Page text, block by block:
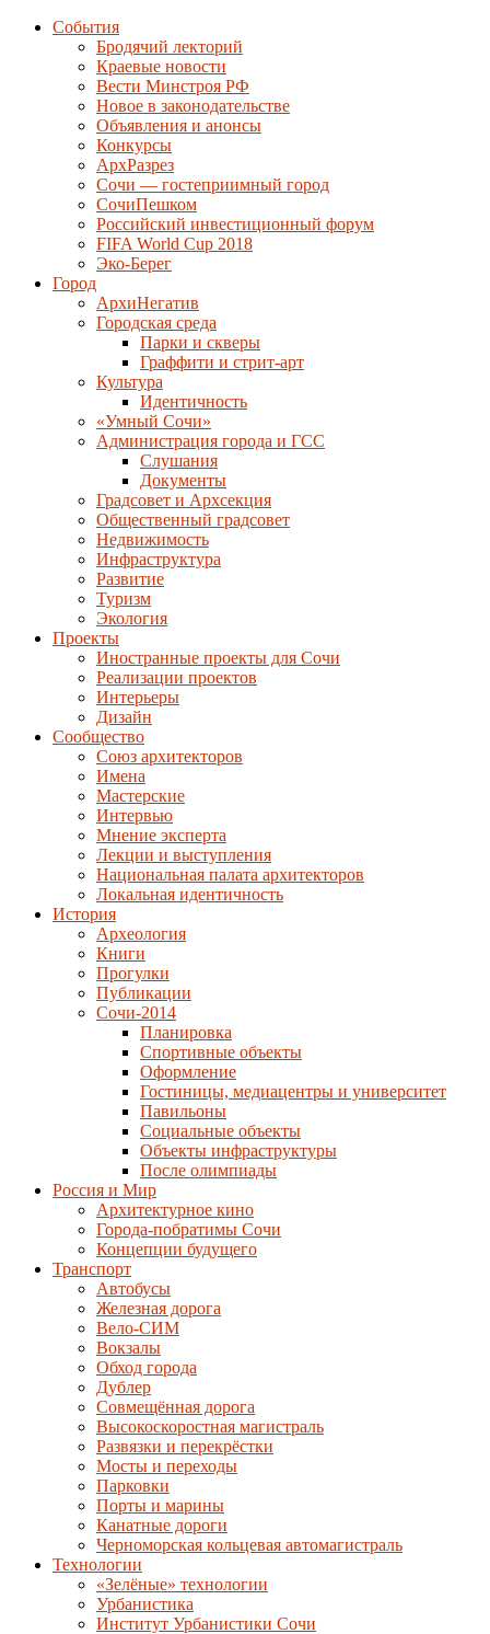
События
Бродячий лекторий
Краевые новости
Вести Минстроя РФ
Новое в законодательстве
Объявления и анонсы
Конкурсы
АрхРазрез
Сочи — гостеприимный город
СочиПешком
Российский инвестиционный форум
FIFA World Cup 2018
Эко-Берег
Город
АрхиНегатив
Городская среда
Парки и скверы
Граффити и стрит-арт
Культура
Идентичность
«Умный Сочи»
Администрация города и ГСС
Слушания
Документы
Градсовет и Архсекция
Общественный градсовет
Недвижимость
Инфраструктура
Развитие
Туризм
Экология
Проекты
Иностранные проекты для Сочи
Реализации проектов
Интерьеры
Дизайн
Сообщество
Союз архитекторов
Имена
Мастерские
Интервью
Мнение эксперта
Лекции и выступления
Национальная палата архитекторов
Локальная идентичность
История
Археология
Книги
Прогулки
Публикации
Сочи-2014
Планировка
Спортивные объекты
Оформление
Гостиницы, медиацентры и университет
Павильоны
Социальные объекты
Объекты инфраструктуры
После олимпиады
Россия и Мир
Архитектурное кино
Города-побратимы Сочи
Концепции будущего
Транспорт
Автобусы
Железная дорога
Вело-СИМ
Вокзалы
Обход города
Дублер
Совмещённая дорога
Высокоскоростная магистраль
Развязки и перекрёстки
Мосты и переходы
Парковки
Порты и марины
Канатные дороги
Черноморская кольцевая автомагистраль
Технологии
«Зелёные» технологии
Урбанистика
Институт Урбанистики Сочи